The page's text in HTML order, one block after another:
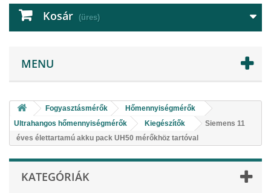
Kosár (üres)
MENU
Fogyasztásmérők
Hőmennyiségmérők
Ultrahangos hőmennyiségmérők
Kiegészítők
Siemens 11
éves élettartamú akku pack UH50 mérőkhöz tartóval
KATEGÓRIÁK